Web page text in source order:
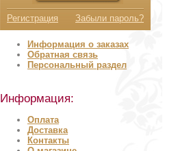
Регистрация Забыли пароль?
Информация о заказах
Обратная связь
Персональный раздел
Информация:
Оплата
Доставка
Контакты